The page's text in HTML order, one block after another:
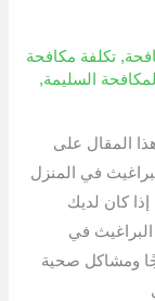
,تكلفة مكافحة
السليمة,
المقال على
في المنزل
كان لديك
في
ومشاكل صحية